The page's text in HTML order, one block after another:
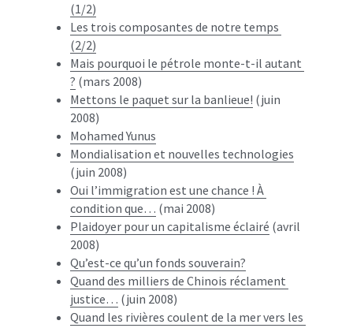
(1/2)
Les trois composantes de notre temps
(2/2)
Mais pourquoi le pétrole monte-t-il autant
? (mars 2008)
Mettons le paquet sur la banlieue! (juin
2008)
Mohamed Yunus
Mondialisation et nouvelles technologies
(juin 2008)
Oui l’immigration est une chance ! À
condition que… (mai 2008)
Plaidoyer pour un capitalisme éclairé (avril
2008)
Qu’est-ce qu’un fonds souverain?
Quand des milliers de Chinois réclament
justice… (juin 2008)
Quand les rivières coulent de la mer vers les